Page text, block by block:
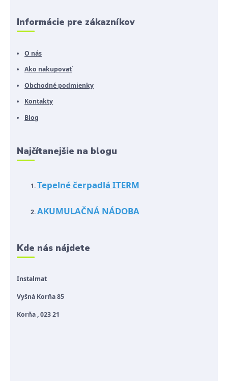
Informácie pre zákazníkov
O nás
Ako nakupovať
Obchodné podmienky
Kontakty
Blog
Najčítanejšie na blogu
Tepelné čerpadlá ITERM
AKUMULAČNÁ NÁDOBA
Kde nás nájdete
Instalmat
Vyšná Korňa 85
Korňa , 023 21